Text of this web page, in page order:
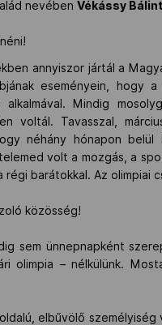
nevébenVékássy Bálint
annyiszor jártál a
eseményein, hogy
alkalmával. Mindig
voltál. Tavasszal,
néhány hónapon
volt a mozgás, a
régi barátokkal. Az olimpiai
közösség!
sem ünnepnapként
olimpia – nélkülünk.
elbűvölő